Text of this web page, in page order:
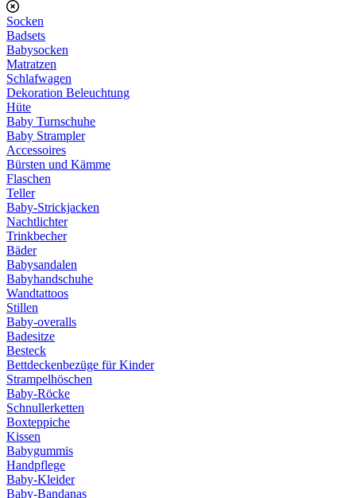
Socken
Badsets
Babysocken
Matratzen
Schlafwagen
Dekoration Beleuchtung
Hüte
Baby Turnschuhe
Baby Strampler
Accessoires
Bürsten und Kämme
Flaschen
Teller
Baby-Strickjacken
Nachtlichter
Trinkbecher
Bäder
Babysandalen
Babyhandschuhe
Wandtattoos
Stillen
Baby-overalls
Badesitze
Besteck
Bettdeckenbezüge für Kinder
Strampelhöschen
Baby-Röcke
Schnullerketten
Boxteppiche
Kissen
Babygummis
Handpflege
Baby-Kleider
Baby-Bandanas